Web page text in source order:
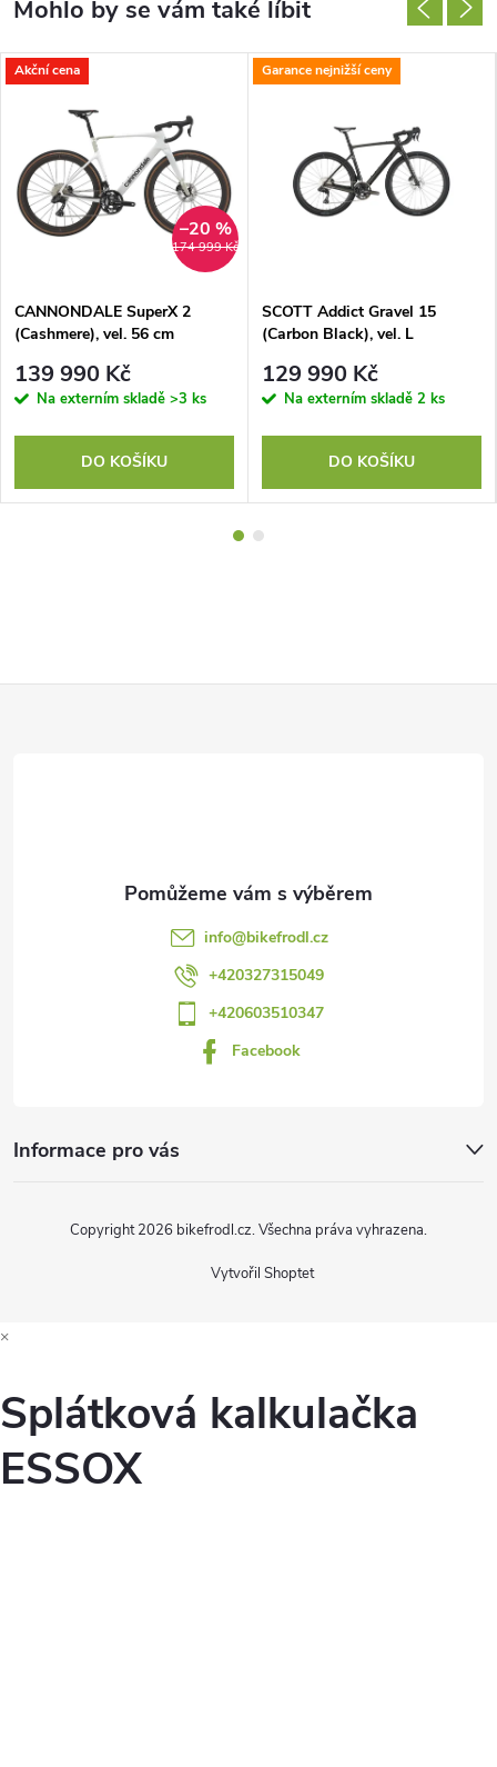
Akční cena
174 999 Kč
–20 %
CANNONDALE SuperX 2
(Cashmere), vel. 56 cm
139 990 Kč
Na externím skladě >3 ks
DO KOŠÍKU
Garance nejnižší ceny
SCOTT Addict Gravel 15
(Carbon Black), vel. L
129 990 Kč
Na externím skladě 2 ks
DO KOŠÍKU
info@bikefrodl.cz
+420327315049
+420603510347
Facebook
Informace pro vás
Vytvořil Shoptet
Copyright 2026 bikefrodl.cz. Všechna práva vyhrazena.
×
Splátková kalkulačka
ESSOX